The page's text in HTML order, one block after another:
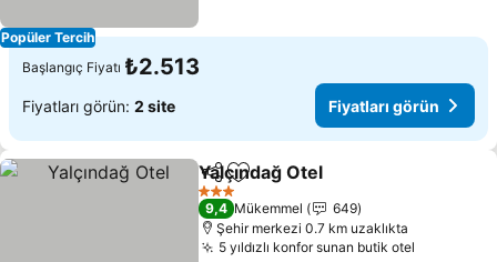
Popüler Tercih
Başlangıç Fiyatı ₺2.513
Fiyatları görün: 2 site Fiyatları görün
PaylaşFavorilerime ekle
Yalçındağ Otel
3 Yıldız
9,4 Mükemmel
649
Şehir merkezi 0.7 km uzaklıkta
5 yıldızlı konfor sunan butik otel